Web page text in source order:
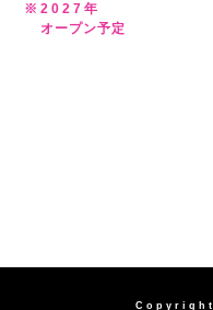
※2027年
オープン予定
Copyright